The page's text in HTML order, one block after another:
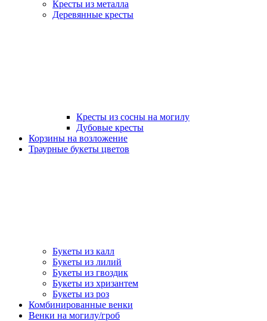
Кресты из металла
Деревянные кресты
Кресты из сосны на могилу
Дубовые кресты
Корзины на возложение
Траурные букеты цветов
Букеты из калл
Букеты из лилий
Букеты из гвоздик
Букеты из хризантем
Букеты из роз
Комбинированные венки
Венки на могилу/гроб